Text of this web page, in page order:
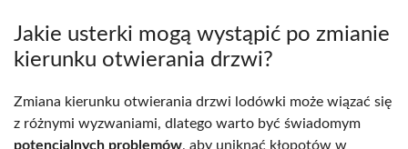
Jakie usterki mogą wystąpić po zmianie
kierunku otwierania drzwi?
Zmiana kierunku otwierania drzwi lodówki może wiązać się
z różnymi wyzwaniami, dlatego warto być świadomym
potencjalnych problemów, aby uniknąć kłopotów w